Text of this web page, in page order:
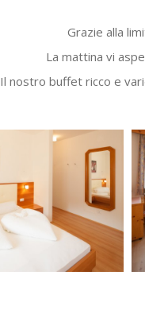
Grazie alla
La mattina vi
Il nostro buffet ricco e